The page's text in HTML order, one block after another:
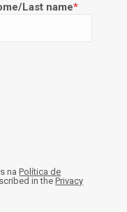
Last name*
naPolítica de
in thePrivacy